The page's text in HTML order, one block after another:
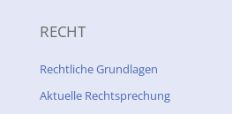
RECHT
Rechtliche Grundlagen
Aktuelle Rechtsprechung